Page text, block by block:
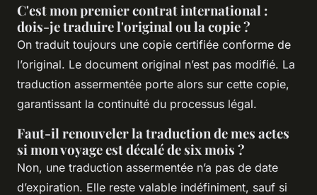
C'est mon premier contrat international :
dois-je traduire l'original ou la copie ?
On traduit toujours une copie certifiée conforme de
l’original. Le document original n’est pas modifié. La
traduction assermentée porte alors sur cette copie,
garantissant la continuité du processus légal.
Faut-il renouveler la traduction de mes actes
si mon voyage est décalé de six mois ?
Non, une traduction assermentée n’a pas de date
d’expiration. Elle reste valable indéfiniment, sauf si